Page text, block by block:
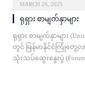
MARCH 26, 2025
ရုရှား စာမျက်နှာများ
ရုရှား စာမျက်နှာများ
တွင် မြန်မာနိုင်ငံကြုံတွေ့လ
သုံးသပ်ဆွေးနွေးပွဲ (Forum